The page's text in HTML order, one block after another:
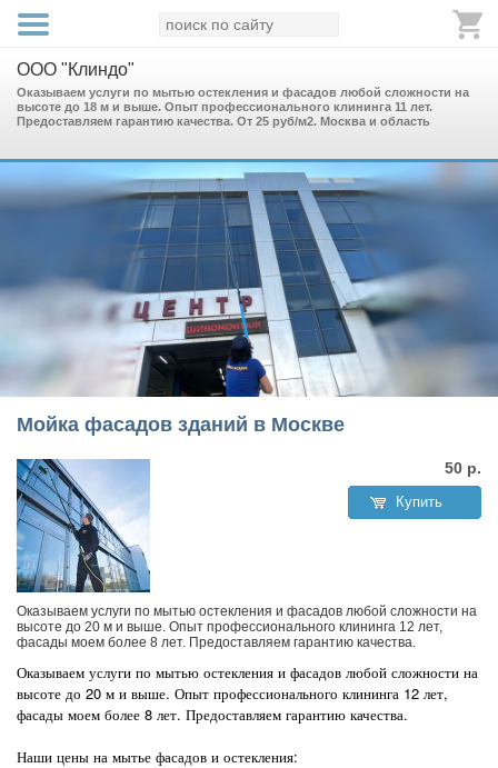
ООО "Клиндо"
Оказываем услуги по мытью остекления и фасадов любой сложности на
высоте до 18 м и выше. Опыт профессионального клининга 11 лет.
Предоставляем гарантию качества. От 25 руб/м2. Москва и область
Мойка фасадов зданий в Москве
50 р.
Купить
Оказываем услуги по мытью остекления и фасадов любой сложности на
высоте до 20 м и выше. Опыт профессионального клининга 12 лет,
фасады моем более 8 лет. Предоставляем гарантию качества.
Оказываем услуги по мытью остекления и фасадов любой сложности на
высоте до 20 м и выше. Опыт профессионального клининга 12 лет,
фасады моем более 8 лет. Предоставляем гарантию качества.
Наши цены на мытье фасадов и остекления: